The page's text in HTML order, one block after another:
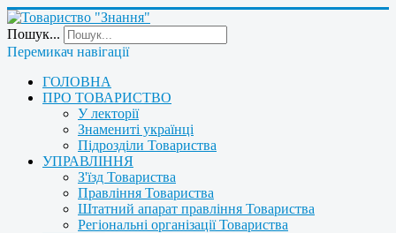
Пошук...
Перемикач навігації
ГОЛОВНА
ПРО ТОВАРИСТВО
У лекторії
Знамениті українці
Підрозділи Товариства
УПРАВЛІННЯ
З'їзд Товариства
Правління Товариства
Штатний апарат правління Товариства
Регіональні організації Товариства